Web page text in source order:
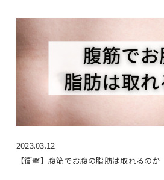
2023.03.12
【衝撃】腹筋でお腹の脂肪は取れるのか